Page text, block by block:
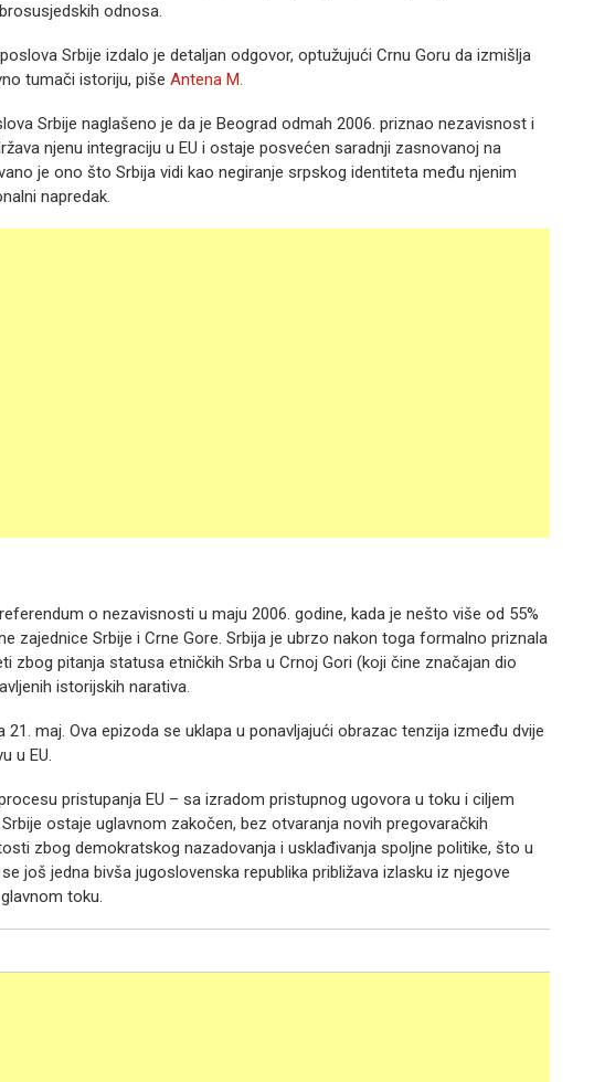
odnosa.
Srbije izdalo je detaljan odgovor, optužujući Crnu Goru da izmišlja
tumači istoriju, piše Antena M.
Srbije naglašeno je da je Beograd odmah 2006. priznao nezavisnost i
njenu integraciju u EU i ostaje posvećen saradnji zasnovanoj na
je ono što Srbija vidi kao negiranje srpskog identiteta među njenim
napredak.
o nezavisnosti u maju 2006. godine, kada je nešto više od 55%
zajednice Srbije i Crne Gore. Srbija je ubrzo nakon toga formalno priznala
zbog pitanja statusa etničkih Srba u Crnoj Gori (koji čine značajan dio
istorijskih narativa.
maj. Ova epizoda se uklapa u ponavljajući obrazac tenzija između dvije
u EU.
pristupanja EU – sa izradom pristupnog ugovora u toku i ciljem
ostaje uglavnom zakočen, bez otvaranja novih pregovaračkih
zbog demokratskog nazadovanja i usklađivanja spoljne politike, što u
još jedna bivša jugoslovenska republika približava izlasku iz njegove
toku.